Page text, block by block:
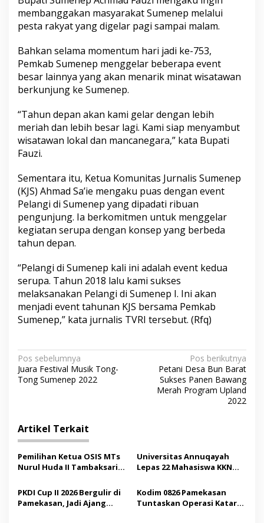
membanggakan masyarakat Sumenep melalui
pesta rakyat yang digelar pagi sampai malam.
Bahkan selama momentum hari jadi ke-753,
Pemkab Sumenep menggelar beberapa event
besar lainnya yang akan menarik minat wisatawan
berkunjung ke Sumenep.
“Tahun depan akan kami gelar dengan lebih
meriah dan lebih besar lagi. Kami siap menyambut
wisatawan lokal dan mancanegara,” kata Bupati
Fauzi.
Sementara itu, Ketua Komunitas Jurnalis Sumenep
(KJS) Ahmad Sa’ie mengaku puas dengan event
Pelangi di Sumenep yang dipadati ribuan
pengunjung. Ia berkomitmen untuk menggelar
kegiatan serupa dengan konsep yang berbeda
tahun depan.
“Pelangi di Sumenep kali ini adalah event kedua
serupa. Tahun 2018 lalu kami sukses
melaksanakan Pelangi di Sumenep I. Ini akan
menjadi event tahunan KJS bersama Pemkab
Sumenep,” kata jurnalis TVRI tersebut. (Rfq)
N
a
g
a
s
i
p
o
Pos sebelumnya
Juara Festival Musik Tong-
Tong Sumenep 2022
Pos berikutnya
Petani Desa Bun Barat
Sukses Panen Bawang
Merah Program Upland
2022
Artikel Terkait
Pemilihan Ketua OSIS MTs
Nurul Huda II Tambaksari
Demokrasi bagi Siswa
Universitas Annuqayah
Lepas 22 Mahasiswa KKN
Saudi
PKDI Cup II 2026 Bergulir di
Pamekasan, Jadi Ajang
Kodim 0826 Pamekasan
Tuntaskan Operasi Katarak